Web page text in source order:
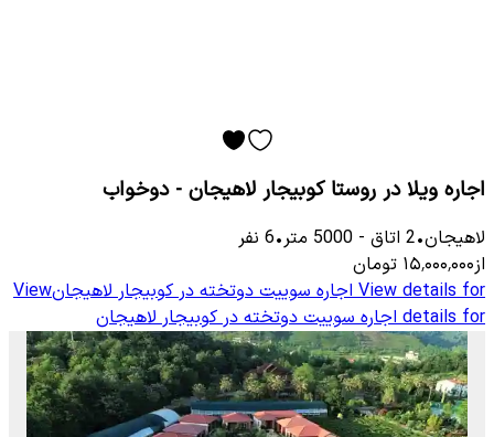
اجاره ویلا در روستا کوبیجار لاهیجان - دوخواب
لاهیجان•
2 اتاق -
5000 متر•
6 نفر
از۱۵٬۰۰۰٬۰۰۰ تومان
View details for اجاره سوییت دوتخته در کوبیجار لاهیجانView
details for اجاره سوییت دوتخته در کوبیجار لاهیجان